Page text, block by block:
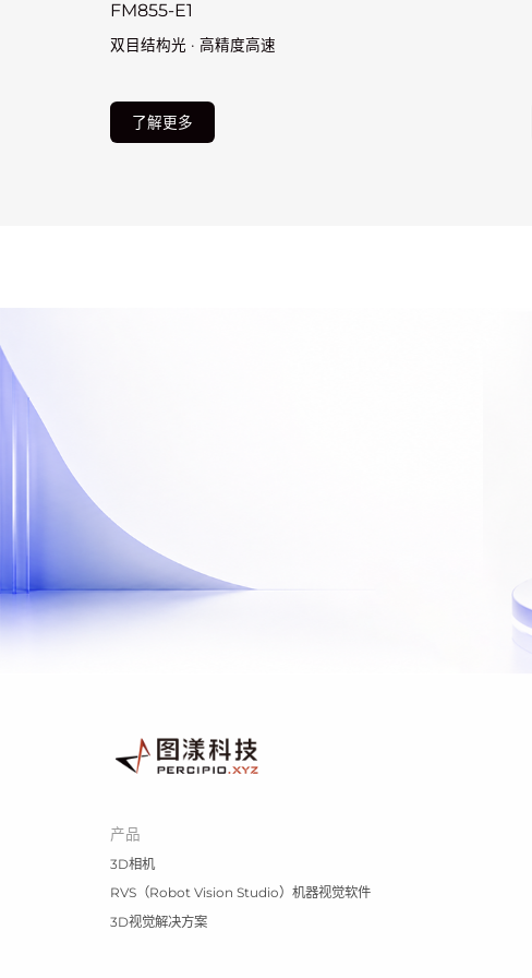
FM855-E1
双目结构光 · 高精度高速
了解更多
产品
3D相机
RVS（Robot Vision Studio）机器视觉软件
3D视觉解决方案